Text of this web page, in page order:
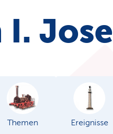
Themen Ereignisse